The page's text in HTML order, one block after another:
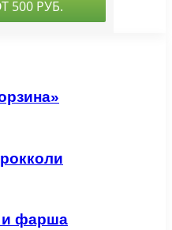
и фарша